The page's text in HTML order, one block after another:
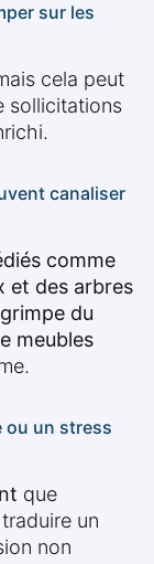
sur les
cela peut
sollicitations
canaliser
comme
et des arbres
du
meubles
ou un stress
que
un
non